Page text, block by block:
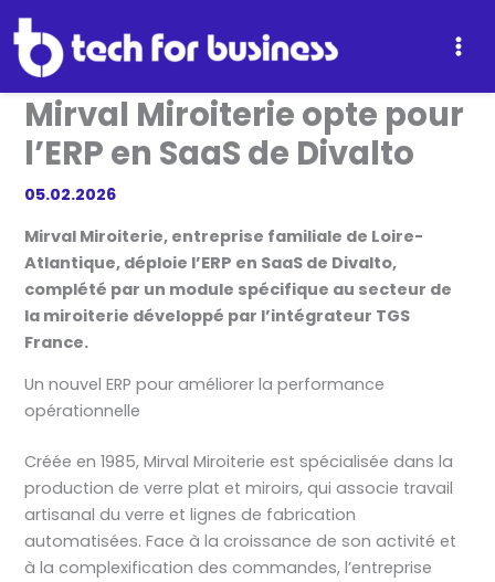
Aller
au
contenu
Mirval Miroiterie opte pour
l’ERP en SaaS de Divalto
05.02.2026
Mirval Miroiterie, entreprise familiale de Loire-
Atlantique, déploie l’ERP en SaaS de Divalto,
complété par un module spécifique au secteur de
la miroiterie développé par l’intégrateur TGS
France.
Un nouvel ERP pour améliorer la performance
opérationnelle
Créée en 1985, Mirval Miroiterie est spécialisée dans la
production de verre plat et miroirs, qui associe travail
artisanal du verre et lignes de fabrication
automatisées. Face à la croissance de son activité et
à la complexification des commandes, l’entreprise